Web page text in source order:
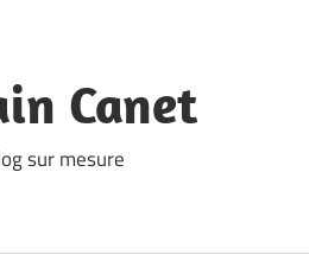
Canet
sur mesure